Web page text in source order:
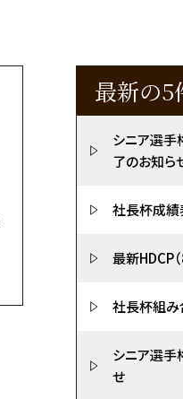
最新の5
シニア選手
了のお知ら
社長杯成
最新HDCP
社長杯組
シニア選
せ